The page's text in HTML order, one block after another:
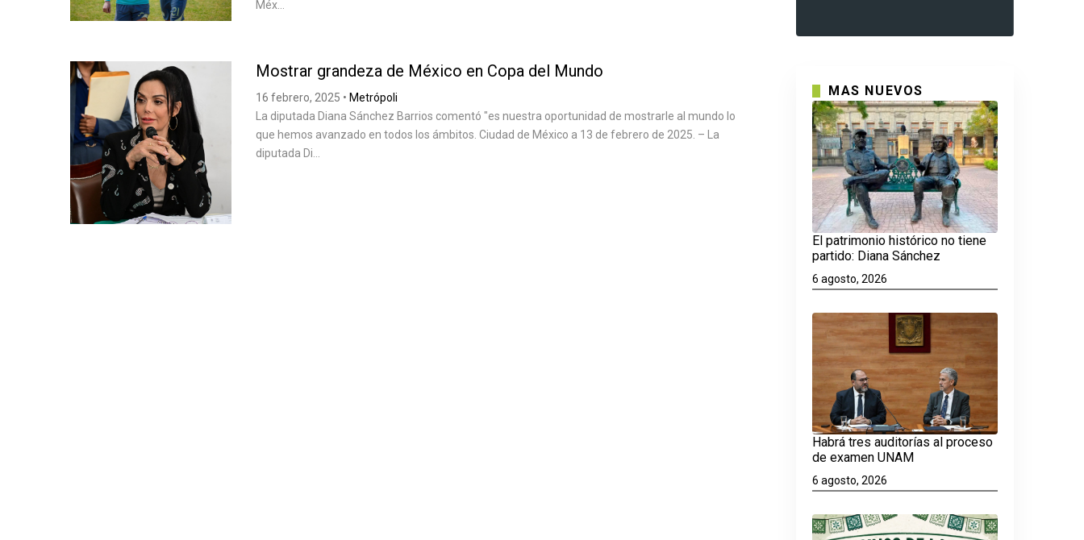
Méx...
Mostrar grandeza de México en Copa del Mundo
16 febrero, 2025 • Metrópoli
La diputada Diana Sánchez Barrios comentó "es nuestra oportunidad de mostrarle al mundo lo
que hemos avanzado en todos los ámbitos. Ciudad de México a 13 de febrero de 2025. – La
diputada Di...
MAS NUEVOS
El patrimonio histórico no tiene
partido: Diana Sánchez
6 agosto, 2026
Habrá tres auditorías al proceso
de examen UNAM
6 agosto, 2026